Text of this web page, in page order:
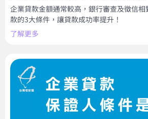
企業貸款金額通常較高，銀行審查及徵信
款的3大條件，讓貸款成功率提升！
了解更多